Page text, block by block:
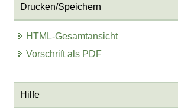
Drucken/Speichern
HTML-Gesamtansicht
Vorschrift als PDF
Hilfe